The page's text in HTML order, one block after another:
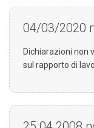
04/03/2020
Dichiarazioni non
sul rapporto di